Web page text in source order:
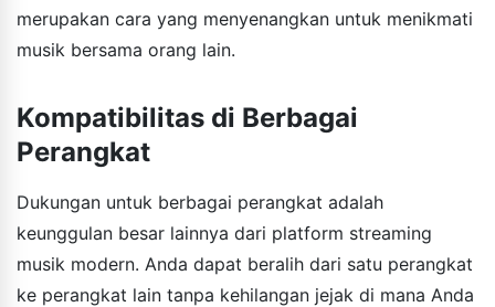
merupakan cara yang menyenangkan untuk menikmati
musik bersama orang lain.
Kompatibilitas di Berbagai
Perangkat
Dukungan untuk berbagai perangkat adalah
keunggulan besar lainnya dari platform streaming
musik modern. Anda dapat beralih dari satu perangkat
ke perangkat lain tanpa kehilangan jejak di mana Anda